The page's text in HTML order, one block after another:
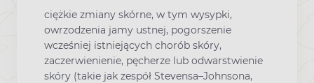
ciężkie zmiany skórne, w tym wysypki,
owrzodzenia jamy ustnej, pogorszenie
wcześniej istniejących chorób skóry,
zaczerwienienie, pęcherze lub odwarstwienie
skóry (takie jak zespół Stevensa–Johnsona,